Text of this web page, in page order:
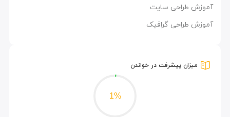
آموزش طراحی سایت
آموزش طراحی گرافیک
میزان پیشرفت در خواندن
1%